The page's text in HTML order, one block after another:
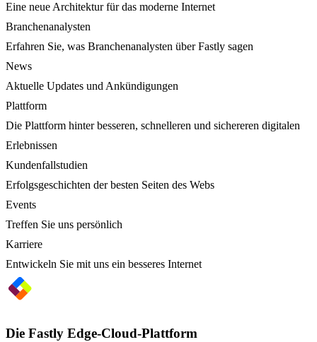
Eine neue Architektur für das moderne Internet
Branchenanalysten
Erfahren Sie, was Branchenanalysten über Fastly sagen
News
Aktuelle Updates und Ankündigungen
Plattform
Die Plattform hinter besseren, schnelleren und sichereren digitalen
Erlebnissen
Kundenfallstudien
Erfolgsgeschichten der besten Seiten des Webs
Events
Treffen Sie uns persönlich
Karriere
Entwickeln Sie mit uns ein besseres Internet
Die Fastly Edge-Cloud-Plattform